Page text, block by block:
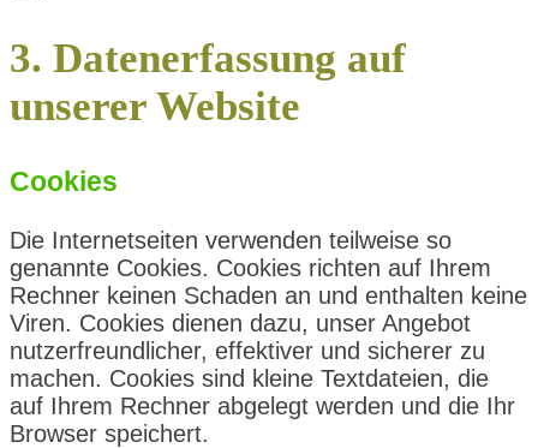
3. Datenerfassung auf
unserer Website
Cookies
Die Internetseiten verwenden teilweise so
genannte Cookies. Cookies richten auf Ihrem
Rechner keinen Schaden an und enthalten keine
Viren. Cookies dienen dazu, unser Angebot
nutzerfreundlicher, effektiver und sicherer zu
machen. Cookies sind kleine Textdateien, die
auf Ihrem Rechner abgelegt werden und die Ihr
Browser speichert.